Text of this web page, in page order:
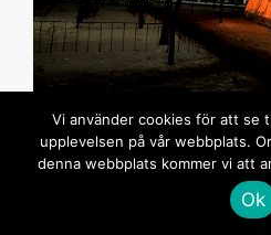
BISTÅND SVERIGE UKRAINA
Ukraina: Nytt svenskt
Vi använder cookies för att se
upplevelsen på vår webbplats.
denna webbplats kommer vi att
Ok